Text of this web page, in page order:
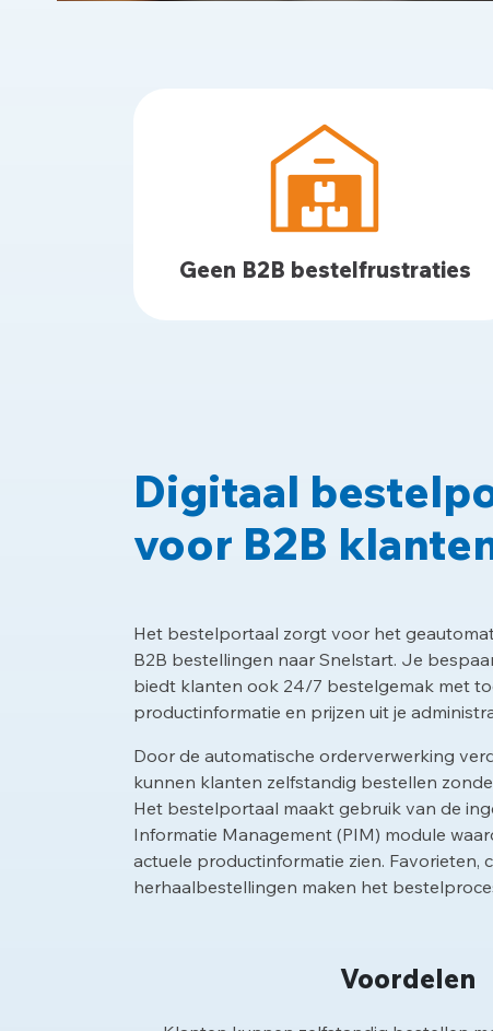
Geen B2B bestelfrustraties
Digitaal
voor B2B
Het bestelportaal zorgt voor het
B2B bestellingen naar Snelstart. Je
biedt klanten ook 24/7 bestelgemak met
productinformatie en prijzen uit je
Door de automatische orderverwerking
kunnen klanten zelfstandig bestellen
Het bestelportaal maakt gebruik van de
Informatie Management (PIM) module
actuele productinformatie zien. Favorieten,
herhaalbestellingen maken het
Voordelen